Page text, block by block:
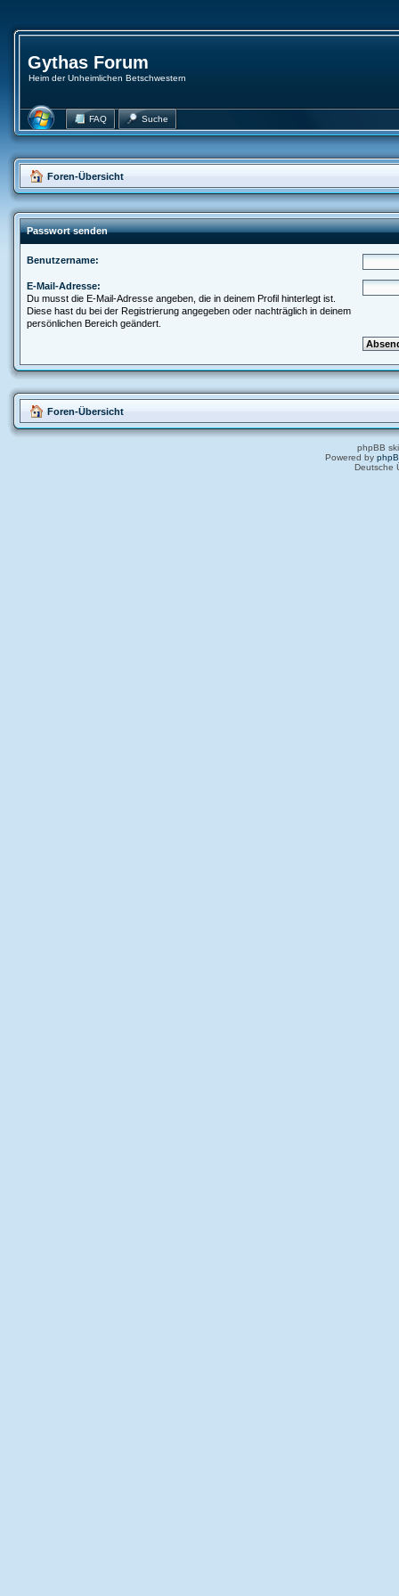
Gythas Forum
Heim der Unheimlichen Betschwestern
FAQ Suche
Foren-Übersicht
Passwort senden
Benutzername:
E-Mail-Adresse:
Du musst die E-Mail-Adresse angeben, die in deinem Profil hinterlegt ist.
Diese hast du bei der Registrierung angegeben oder nachträglich in deinem
persönlichen Bereich geändert.
Foren-Übersicht
phpBB
Powered by
Deutsche